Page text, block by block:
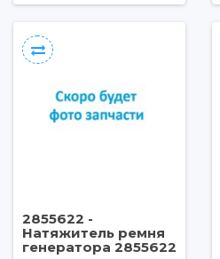
2855622 -
Натяжитель ремня
генератора 2855622